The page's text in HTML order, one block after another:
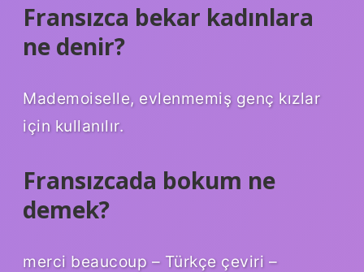
Fransızca bekar kadınlara
ne denir?
Mademoiselle, evlenmemiş genç kızlar
için kullanılır.
Fransızcada bokum ne
demek?
merci beaucoup – Türkçe çeviri –